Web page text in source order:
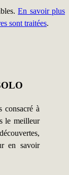
En savoir plus
sont traitées.
consacré à
le meilleur
en savoir